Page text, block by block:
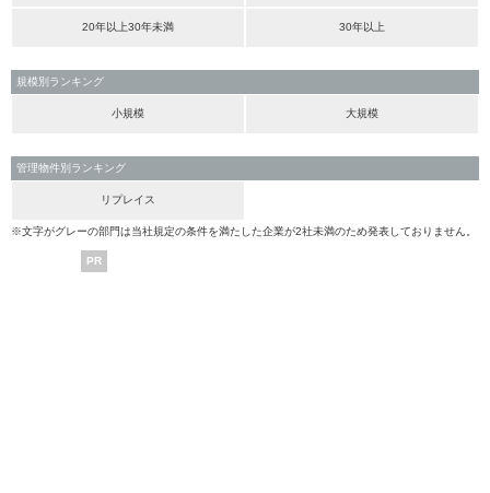
20年以上30年未満 30年以上
規模別ランキング
小規模 大規模
管理物件別ランキング
リプレイス
※文字がグレーの部門は当社規定の条件を満たした企業が2社未満のため発表しておりません。
PR